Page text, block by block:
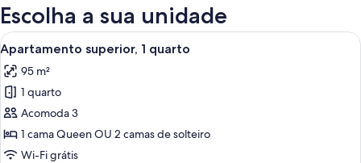
Internacional
de
Escolha a sua unidade
Carrega
todas
as
fotos
de
Apartamento
superior,
Uma sala de estar moderna com um
9
Apartamento superior, 1 quarto
95 m²
1 quarto
Acomoda 3
1 cama Queen OU 2 camas de solteiro
Wi-Fi grátis